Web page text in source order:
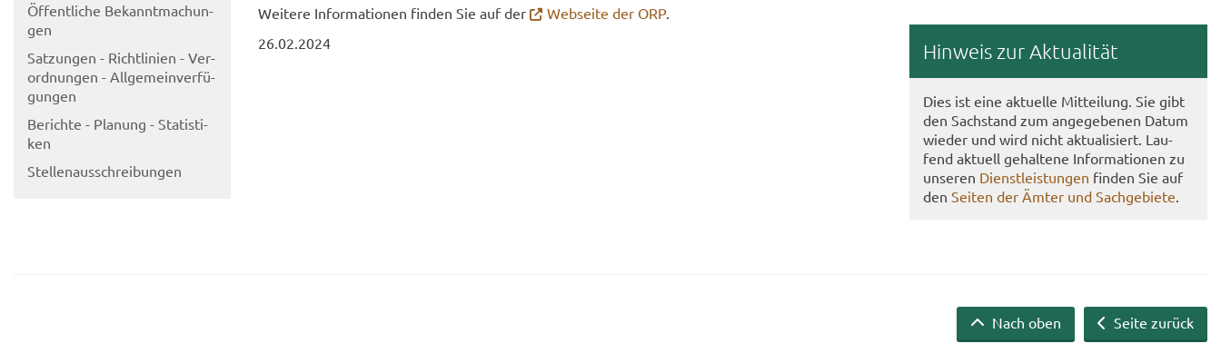
Öf­fent­li­che Be­kannt­ma­chun­
gen
Sat­zun­gen - Richt­li­ni­en - Ver­
ord­nun­gen - All­ge­mein­ver­fü­
gun­gen
Be­rich­te - Pla­nung - Sta­tis­ti­
ken
Stel­len­aus­schrei­bun­gen
Wei­te­re In­for­ma­tio­nen fin­den Sie auf der
Web­sei­te der ORP.
26.02.2024
Hin­weis zur Ak­tua­li­tät
Dies ist eine ak­tu­el­le Mit­tei­lung. Sie gibt
den Sach­stand zum an­ge­ge­be­nen Datum
wie­der und wird nicht ak­tua­li­siert. Lau­
fend ak­tu­ell ge­hal­te­ne In­for­ma­tio­nen zu
un­se­ren Dienst­leis­tun­gen fin­den Sie auf
den Sei­ten der Ämter und Sach­ge­bie­te.
Seite zurück
Nach oben